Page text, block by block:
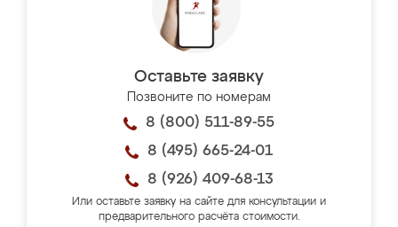
Оставьте заявку
Позвоните по номерам
8 (800) 511-89-55
8 (495) 665-24-01
8 (926) 409-68-13
Или оставьте заявку на сайте для консультации и
предварительного расчёта стоимости.